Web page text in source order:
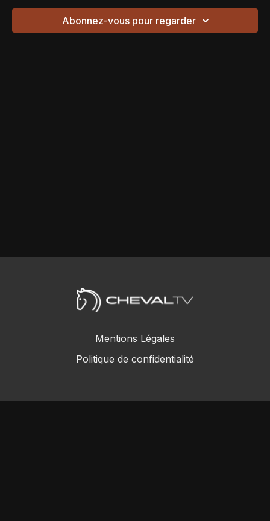
Abonnez-vous pour regarder
Mentions Légales
Politique de confidentialité